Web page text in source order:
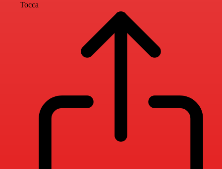
Tocca